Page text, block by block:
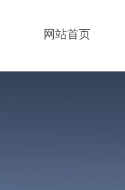
网站首页